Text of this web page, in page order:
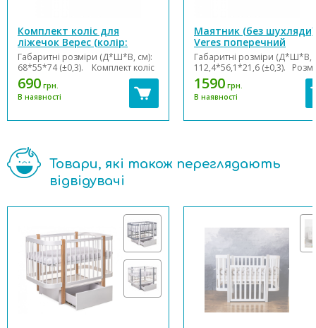
Комплект коліс для
ліжечок Верес (колір:
білий)
Габаритні розміри (Д*Ш*В, см):
68*55*74 (±0,3). Комплект коліс
(4 шт.) підходить для таких
моделей ліжечок Верес: ЛД3,
ЛД6, ЛД12, ЛД13, ЛД15, ЛД16,
ЛД18, ЛД19, Монако. Колеса
прорезинені. В комплекті дв...
690 грн.
В наявності
Маятник (без шухляди)
Veres поперечний
Габаритні розміри (Д*Ш*В,
112,4*56,1*21,6 (±0,3).
упаковки (Д*Ш*В, см):
(±1). Вага (нетто/брутто, кг):
7,4 (±3) Підходить для
моделей ліжечок Верес:
ЛД6...
1590 грн.
В наявності
Товари, які також переглядають
відвідувачі